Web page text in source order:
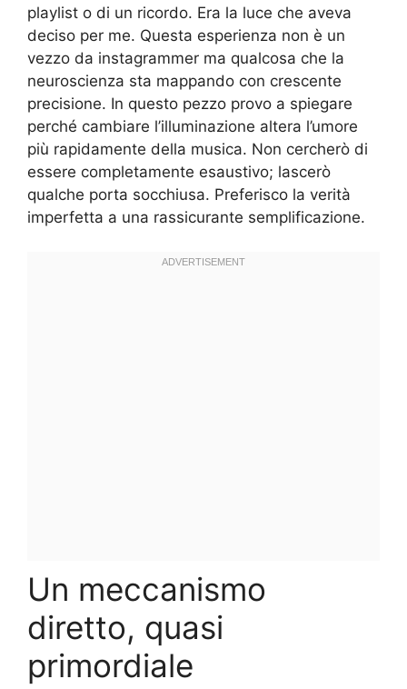
playlist o di un ricordo. Era la luce che aveva
deciso per me. Questa esperienza non è un
vezzo da instagrammer ma qualcosa che la
neuroscienza sta mappando con crescente
precisione. In questo pezzo provo a spiegare
perché cambiare l’illuminazione altera l’umore
più rapidamente della musica. Non cercherò di
essere completamente esaustivo; lascerò
qualche porta socchiusa. Preferisco la verità
imperfetta a una rassicurante semplificazione.
Un meccanismo
diretto, quasi
primordiale